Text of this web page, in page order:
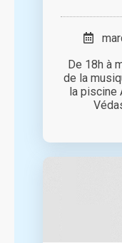
De 18h à
de la
la piscine